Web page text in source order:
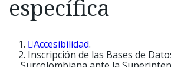
específica
Accesibilidad.
Inscripción de las Bases de